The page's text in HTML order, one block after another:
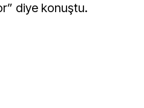
diye konuştu.